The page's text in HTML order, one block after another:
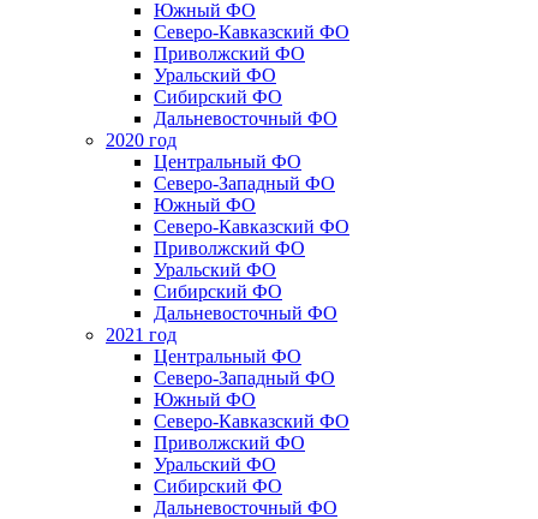
Южный ФО
Северо-Кавказский ФО
Приволжский ФО
Уральский ФО
Сибирский ФО
Дальневосточный ФО
2020 год
Центральный ФО
Северо-Западный ФО
Южный ФО
Северо-Кавказский ФО
Приволжский ФО
Уральский ФО
Сибирский ФО
Дальневосточный ФО
2021 год
Центральный ФО
Северо-Западный ФО
Южный ФО
Северо-Кавказский ФО
Приволжский ФО
Уральский ФО
Сибирский ФО
Дальневосточный ФО